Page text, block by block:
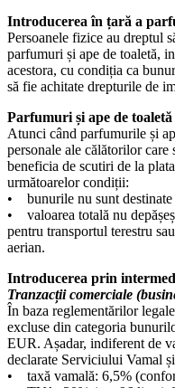
Introducerea în țară a
Persoanele fizice au dreptul
parfumuri și ape de toaletă,
acestora, cu condiția ca
să fie achitate drepturile de
Parfumuri și ape de
Atunci când parfumurile și
personale ale călătorilor care
beneficia de scutiri de la
următoarelor condiții:
• bunurile nu sunt destinate
• valoarea totală nu
pentru transportul terestru
aerian.
Introducerea prin
Tranzacții comerciale
În baza reglementărilor
excluse din categoria
EUR. Așadar, indiferent de
declarate Serviciului Vamal
• taxă vamală: 6,5%